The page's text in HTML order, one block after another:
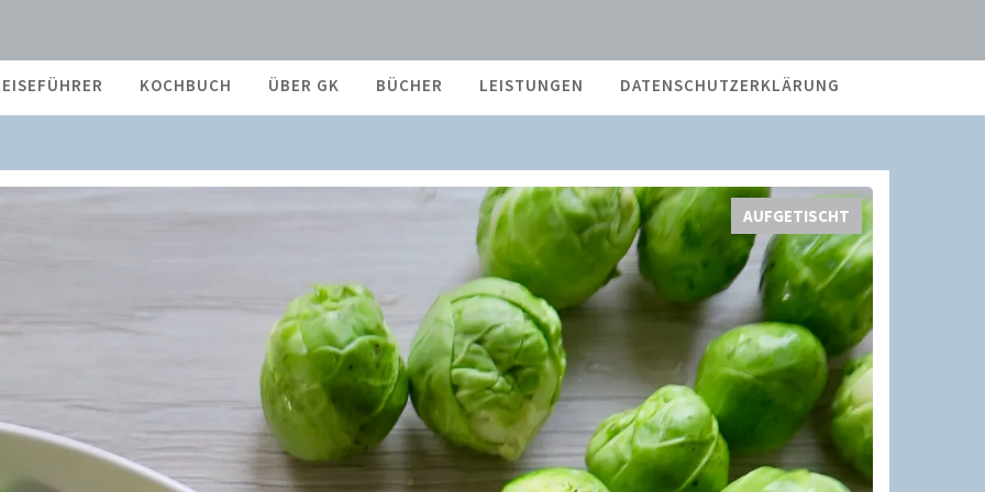
KOCHBUCH ÜBER GK BÜCHER LEISTUNGEN DATENSCHUTZERKLÄRUNG
CLEMENTINEN
AUFGETISCHT